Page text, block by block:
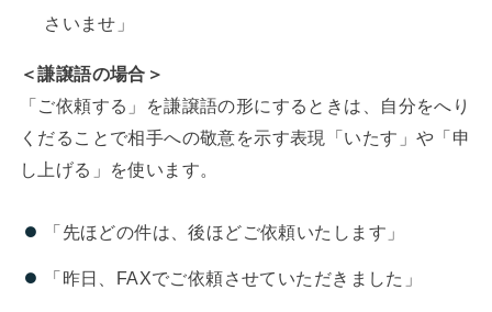
さいませ」
＜謙譲語の場合＞
「ご依頼する」を謙譲語の形にするときは、自分をへり
くだることで相手への敬意を示す表現「いたす」や「申
し上げる」を使います。
「先ほどの件は、後ほどご依頼いたします」
「昨日、FAXでご依頼させていただきました」